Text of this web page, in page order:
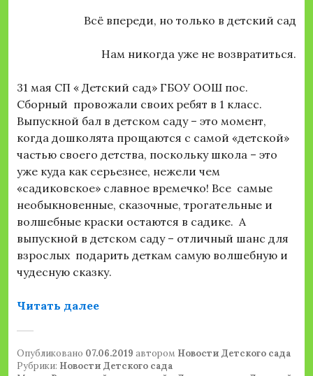
Всё впереди, но только в детский сад
Нам никогда уже не возвратиться.
31 мая СП « Детский сад» ГБОУ ООШ пос.
Сборный провожали своих ребят в 1 класс.
Выпускной бал в детском саду – это момент,
когда дошколята прощаются с самой «детской»
частью своего детства, поскольку школа – это
уже куда как серьезнее, нежели чем
«садиковское» славное времечко! Все самые
необыкновенные, сказочные, трогательные и
волшебные краски остаются в садике. А
выпускной в детском саду – отличный шанс для
взрослых подарить деткам самую волшебную и
чудесную сказку.
Читать далее«ДО СВИДАНИЯ, ДЕТСКИЙ САД!»
Опубликовано 07.06.2019 автором Новости Детского сада
Рубрики: Новости Детского сада